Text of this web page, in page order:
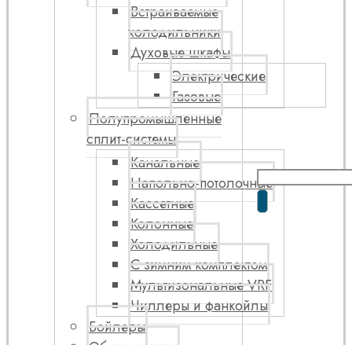
Встраиваемые
холодильники
Духовые шкафы
Электрические
Газовые
Полупромышленные
сплит-системы
Канальные
Напольно-потолочные
Кассетные
Колонные
Холодильные
С зимним комплектом
Мультизональные VRF
Чиллеры и фанкойлы
Бойлеры